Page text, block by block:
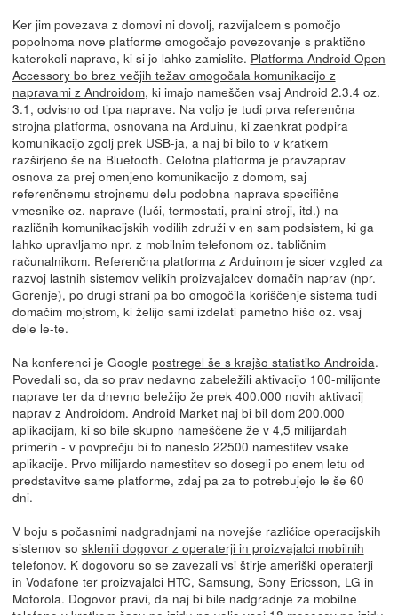
Ker jim povezava z domovi ni dovolj, razvijalcem s pomočjo
popolnoma nove platforme omogočajo povezovanje s praktično
katerokoli napravo, ki si jo lahko zamislite. Platforma Android Open
Accessory bo brez večjih težav omogočala komunikacijo z
napravami z Androidom, ki imajo nameščen vsaj Android 2.3.4 oz.
3.1, odvisno od tipa naprave. Na voljo je tudi prva referenčna
strojna platforma, osnovana na Arduinu, ki zaenkrat podpira
komunikacijo zgolj prek USB-ja, a naj bi bilo to v kratkem
razširjeno še na Bluetooth. Celotna platforma je pravzaprav
osnova za prej omenjeno komunikacijo z domom, saj
referenčnemu strojnemu delu podobna naprava specifične
vmesnike oz. naprave (luči, termostati, pralni stroji, itd.) na
različnih komunikacijskih vodilih združi v en sam podsistem, ki ga
lahko upravljamo npr. z mobilnim telefonom oz. tabličnim
računalnikom. Referenčna platforma z Arduinom je sicer vzgled za
razvoj lastnih sistemov velikih proizvajalcev domačih naprav (npr.
Gorenje), po drugi strani pa bo omogočila koriščenje sistema tudi
domačim mojstrom, ki želijo sami izdelati pametno hišo oz. vsaj
dele le-te.
Na konferenci je Google postregel še s krajšo statistiko Androida.
Povedali so, da so prav nedavno zabeležili aktivacijo 100-milijonte
naprave ter da dnevno beležijo že prek 400.000 novih aktivacij
naprav z Androidom. Android Market naj bi bil dom 200.000
aplikacijam, ki so bile skupno nameščene že v 4,5 milijardah
primerih - v povprečju bi to naneslo 22500 namestitev vsake
aplikacije. Prvo milijardo namestitev so dosegli po enem letu od
predstavitve same platforme, zdaj pa za to potrebujejo le še 60
dni.
V boju s počasnimi nadgradnjami na novejše različice operacijskih
sistemov so sklenili dogovor z operaterji in proizvajalci mobilnih
telefonov. K dogovoru so se zavezali vsi štirje ameriški operaterji
in Vodafone ter proizvajalci HTC, Samsung, Sony Ericsson, LG in
Motorola. Dogovor pravi, da naj bi bile nadgradnje za mobilne